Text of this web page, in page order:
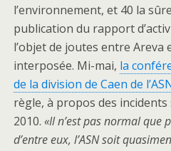
l’environnement, et 40 la
publication du rapport
l’objet de joutes entre Areva
interposée. Mi-mai, la
de la division de Caen de
règle, à propos des
2010. «Il n’est pas normal que
d’entre eux, l’ASN soit